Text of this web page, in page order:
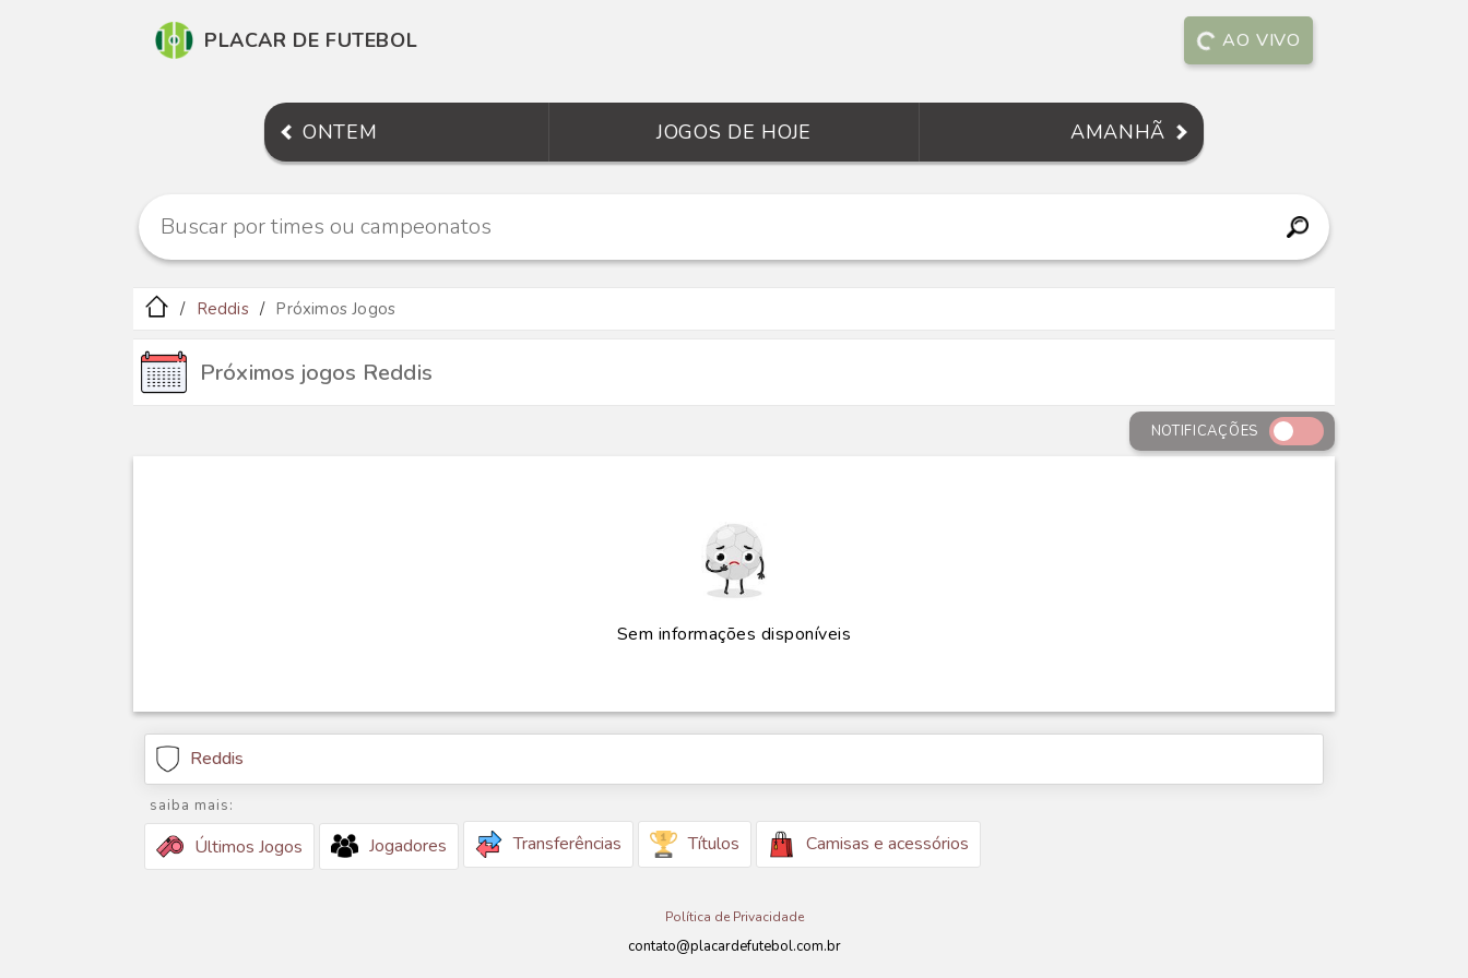
PLACAR DE FUTEBOL AO VIVO
ONTEM JOGOS DE HOJE AMANHÃ
Reddis Próximos Jogos
Próximos jogos Reddis
NOTIFICAÇÕES
Sem informações disponíveis
Reddis
saiba mais:
Últimos Jogos Jogadores Transferências Títulos Camisas e acessórios
Política de Privacidade
contato@placardefutebol.com.br